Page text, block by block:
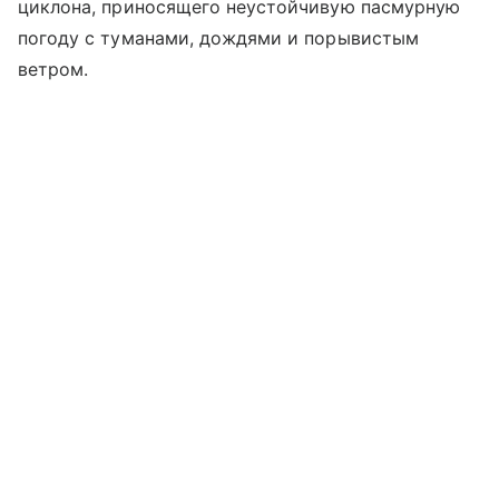
циклона, приносящего неустойчивую пасмурную
погоду с туманами, дождями и порывистым
ветром.